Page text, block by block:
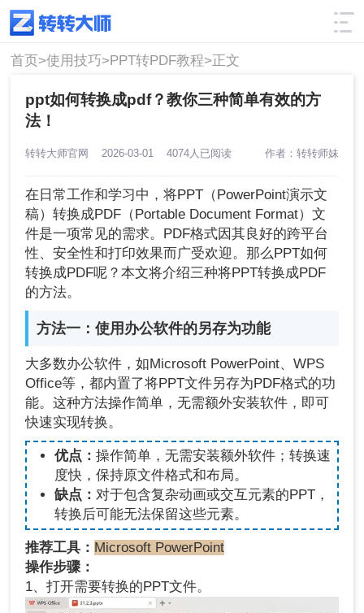
使用技巧 筛选
首页>使用技巧>PPT转PDF教程>正文
ppt如何转换成pdf？教你三种简单有效的方
法！
转转大师官网 2026-03-01 4074人已阅读 作者：转转师妹
在日常工作和学习中，将PPT（PowerPoint演示文
稿）转换成PDF（Portable Document Format）文
件是一项常见的需求。PDF格式因其良好的跨平台
性、安全性和打印效果而广受欢迎。那么PPT如何
转换成PDF呢？本文将介绍三种将PPT转换成PDF
的方法。
方法一：使用办公软件的另存为功能
大多数办公软件，如Microsoft PowerPoint、WPS
Office等，都内置了将PPT文件另存为PDF格式的功
能。这种方法操作简单，无需额外安装软件，即可
快速实现转换。
优点： 操作简单，无需安装额外软件；转换速
度快，保持原文件格式和布局。
缺点： 对于包含复杂动画或交互元素的PPT，
转换后可能无法保留这些元素。
推荐工具： Microsoft PowerPoint
操作步骤：
1、打开需要转换的PPT文件。